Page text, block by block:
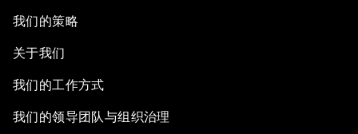
我们的策略
关于我们
我们的工作方式
我们的领导团队与组织治理